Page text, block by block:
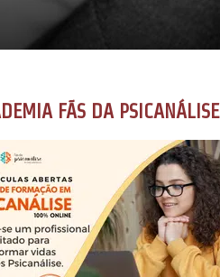
FÃS DA PSICANÁLISE